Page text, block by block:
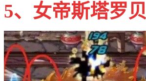
5、女帝斯塔罗贝